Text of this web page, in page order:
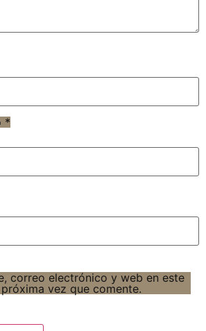
*
correo electrónico y web en este
vez que comente.